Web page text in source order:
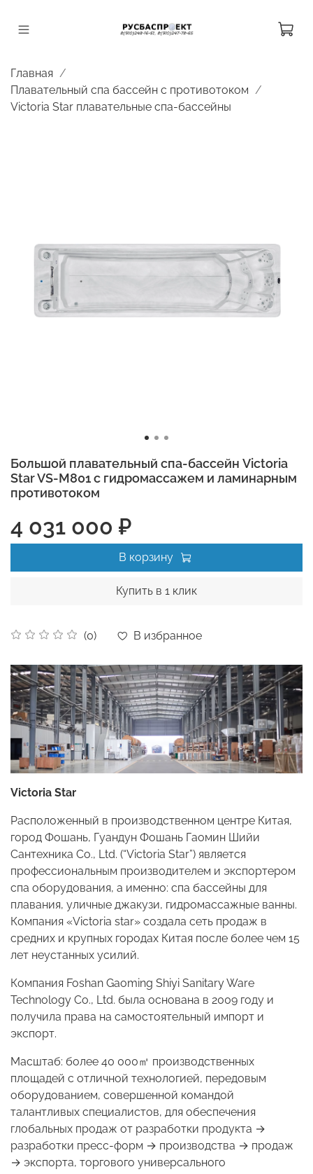
Главная
Плавательный спа бассейн с противотоком
Victoria Star плавательные спа-бассейны
Большой плавательный спа-бассейн Victoria
Star VS-M801 с гидромассажем и ламинарным
противотоком
(0) В избранное
4 031 000 ₽
В корзину
Купить в 1 клик
Victoria Star
Расположенный в производственном центре Китая,
город Фошань, Гуандун Фошань Гаомин Шийи
Сантехника Co., Ltd. (“Victoria Star”) является
профессиональным производителем и экспортером
спа оборудования, а именно: спа бассейны для
плавания, уличные джакузи, гидромассажные ванны.
Компания «Victoria star» создала сеть продаж в
средних и крупных городах Китая после более чем 15
лет неустанных усилий.
Компания Foshan Gaoming Shiyi Sanitary Ware
Technology Co., Ltd. была основана в 2009 году и
получила права на самостоятельный импорт и
экспорт.
Масштаб: более 40 000㎡ производственных
площадей с отличной технологией, передовым
оборудованием, совершенной командой
талантливых специалистов, для обеспечения
глобальных продаж от разработки продукта →
разработки пресс-форм → производства → продаж
→ экспорта, торгового универсального